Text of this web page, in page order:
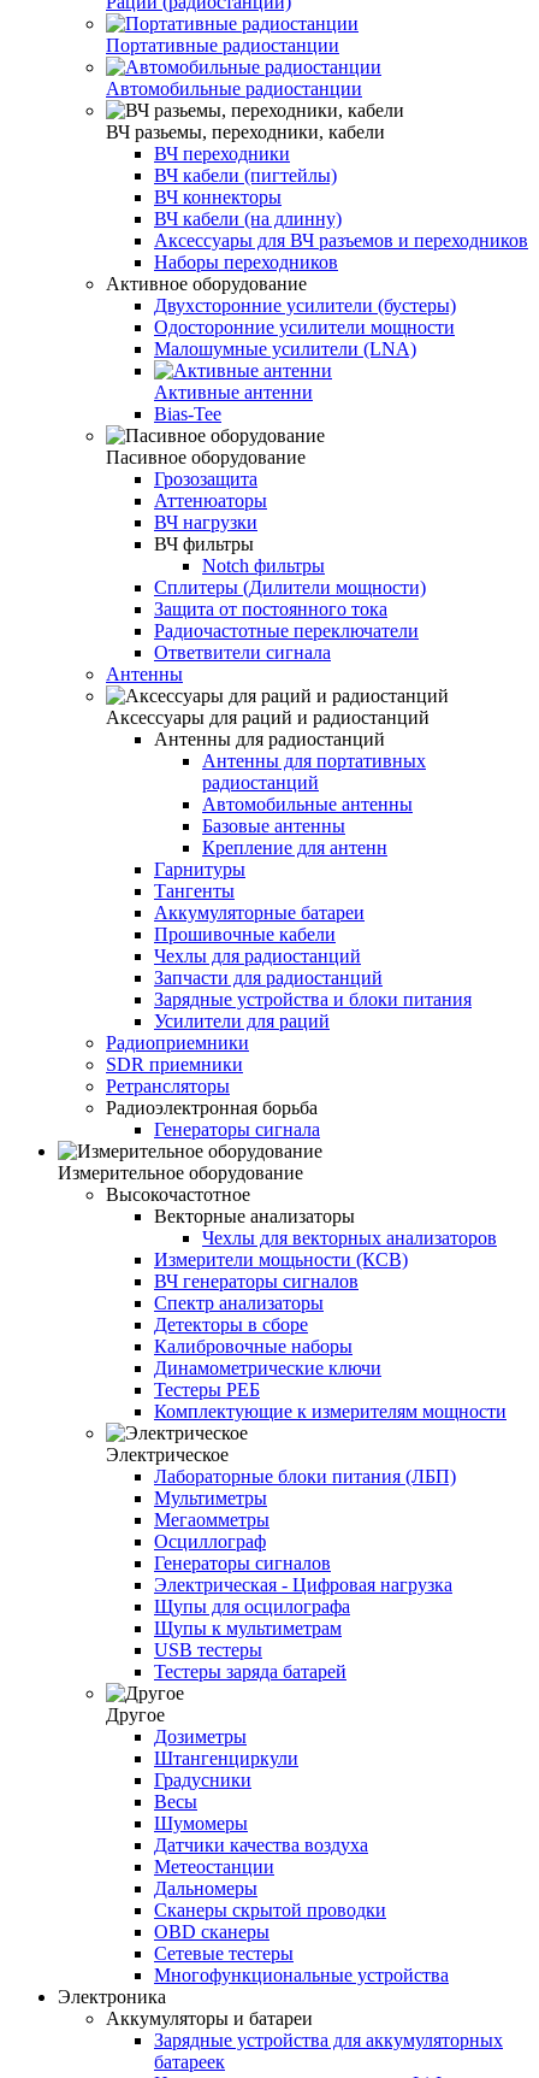
Портативные радиостанции
Автомобильные радиостанции
ВЧ разьемы, переходники, кабели
ВЧ переходники
ВЧ кабели (пигтейлы)
ВЧ коннекторы
ВЧ кабели (на длинну)
Аксессуары для ВЧ разъемов и переходников
Наборы переходников
Активное оборудование
Двухсторонние усилители (бустеры)
Одосторонние усилители мощности
Малошумные усилители (LNA)
Активные антенни
Bias-Tee
Пасивное оборудование
Грозозащита
Аттенюаторы
ВЧ нагрузки
ВЧ фильтры
Notch фильтры
Сплитеры (Дилители мощности)
Защита от постоянного тока
Радиочастотные переключатели
Ответвители сигнала
Антенны
Аксессуары для раций и радиостанций
Антенны для радиостанций
Антенны для портативных
радиостанций
Автомобильные антенны
Базовые антенны
Крепление для антенн
Гарнитуры
Тангенты
Аккумуляторные батареи
Прошивочные кабели
Чехлы для радиостанций
Запчасти для радиостанций
Зарядные устройства и блоки питания
Усилители для раций
Радиоприемники
SDR приемники
Ретрансляторы
Радиоэлектронная борьба
Генераторы сигнала
Измерительное оборудование
Высокочастотное
Векторные анализаторы
Чехлы для векторных анализаторов
Измерители мощьности (КСВ)
ВЧ генераторы сигналов
Спектр анализаторы
Детекторы в сборе
Калибровочные наборы
Динамометрические ключи
Тестеры РЕБ
Комплектующие к измерителям мощности
Электрическое
Лабораторные блоки питания (ЛБП)
Мультиметры
Мегаомметры
Осциллограф
Генераторы сигналов
Электрическая - Цифровая нагрузка
Щупы для осцилографа
Щупы к мультиметрам
USB тестеры
Тестеры заряда батарей
Другое
Дозиметры
Штангенциркули
Градусники
Весы
Шумомеры
Датчики качества воздуха
Метеостанции
Дальномеры
Сканеры скрытой проводки
OBD сканеры
Сетевые тестеры
Многофункциональные устройства
Электроника
Аккумуляторы и батареи
Зарядные устройства для аккумуляторных
батареек